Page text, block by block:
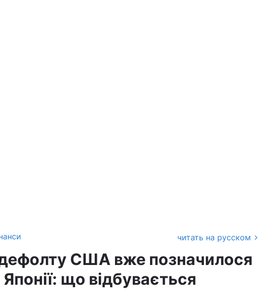
читать на русском
США вже позначилося
що відбувається